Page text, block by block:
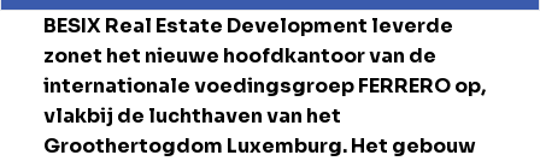
BESIX Real Estate Development leverde
zonet het nieuwe hoofdkantoor van de
internationale voedingsgroep FERRERO op,
vlakbij de luchthaven van het
Groothertogdom Luxemburg. Het gebouw